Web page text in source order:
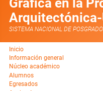
Arquitectónica-
SISTEMA NACIONAL DE
Inicio
Información general
Núcleo académico
Alumnos
Egresados